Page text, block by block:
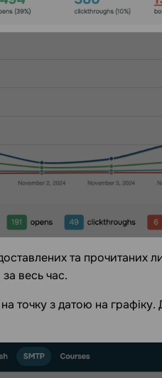
та прочитаних
весь час.
точку з датою на графіку.